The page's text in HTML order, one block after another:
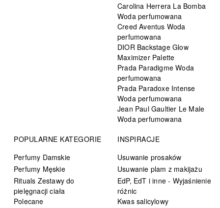
Carolina Herrera La Bomba
Woda perfumowana
Creed Aventus Woda
perfumowana
DIOR Backstage Glow
Maximizer Palette
Prada Paradigme Woda
perfumowana
Prada Paradoxe Intense
Woda perfumowana
Jean Paul Gaultier Le Male
Woda perfumowana
POPULARNE KATEGORIE
Perfumy Damskie
Perfumy Męskie
Rituals Zestawy do
pielęgnacji ciała
Polecane
INSPIRACJE
Usuwanie prosaków
Usuwanie plam z makijażu
EdP, EdT i inne - Wyjaśnienie
różnic
Kwas salicylowy